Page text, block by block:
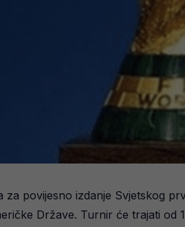
za povijesno izdanje Svjetskog
Države. Turnir će trajati